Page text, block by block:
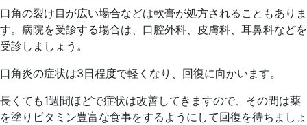
口角の裂け目が広い場合などは軟膏が処方されることもありま
す。病院を受診する場合は、口腔外科、皮膚科、耳鼻科などを
受診しましょう。
口角炎の症状は3日程度で軽くなり、回復に向かいます。
長くても1週間ほどで症状は改善してきますので、その間は薬
を塗りビタミン豊富な食事をするようにして回復を待ちましょ